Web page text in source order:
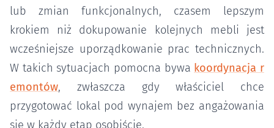
lub zmian funkcjonalnych, czasem lepszym
krokiem niż dokupowanie kolejnych mebli jest
wcześniejsze uporządkowanie prac technicznych.
W takich sytuacjach pomocna bywa koordynacja r
emontów, zwłaszcza gdy właściciel chce
przygotować lokal pod wynajem bez angażowania
się w każdy etap osobiście.